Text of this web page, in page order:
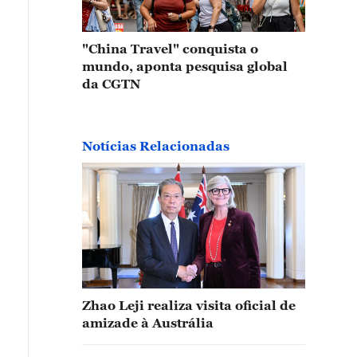
"China Travel" conquista o
mundo, aponta pesquisa global
da CGTN
Notícias Relacionadas
Zhao Leji realiza visita oficial de
amizade à Austrália